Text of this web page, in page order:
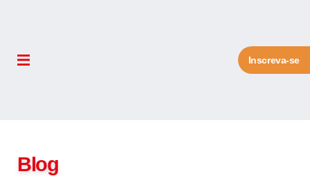
Inscreva-se
Blog